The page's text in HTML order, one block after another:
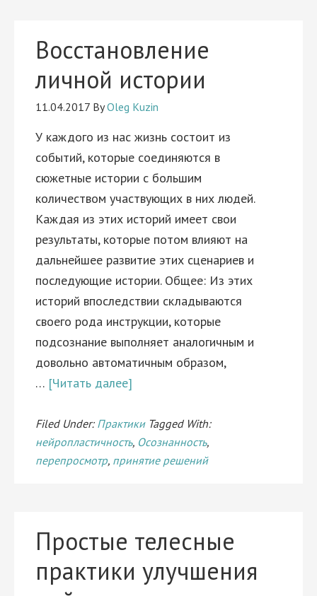
Восстановление
личной истории
11.04.2017 ByOleg Kuzin
У каждого из нас жизнь состоит из
событий, которые соединяются в
сюжетные истории с большим
количеством участвующих в них людей.
Каждая из этих историй имеет свои
результаты, которые потом влияют на
дальнейшее развитие этих сценариев и
последующие истории. Общее: Из этих
историй впоследствии складываются
своего рода инструкции, которые
подсознание выполняет аналогичным и
довольно автоматичным образом,
… [Читать далее]
Filed Under: Практики Tagged With:
нейропластичность, Осознанность,
перепросмотр, принятие решений
Простые телесные
практики улучшения